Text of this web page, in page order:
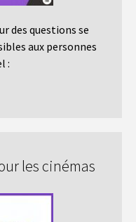
des questions se
aux personnes
:
les cinémas